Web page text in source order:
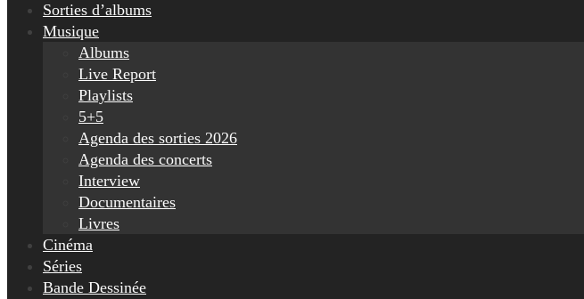
Sorties d’albums
Musique
Albums
Live Report
Playlists
5+5
Agenda des sorties 2026
Agenda des concerts
Interview
Documentaires
Livres
Cinéma
Séries
Bande Dessinée